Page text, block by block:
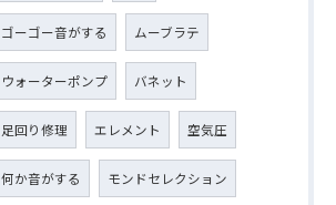
ゴーゴー音がする ムーブラテ
ウォーターポンプ バネット
足回り修理 エレメント 空気圧
何か音がする モンドセレクション